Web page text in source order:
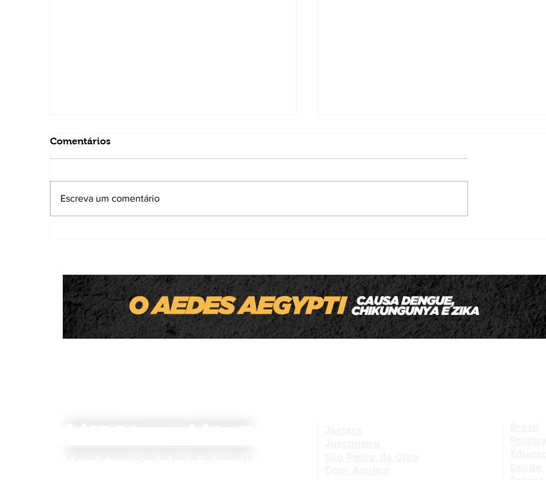
Festa do Padroeiro Bom Jesus acontece
neste domingo (9) com programação
especial na Chácara Paroquial
Thiago Silva é confirmado candidato a
deputado estadual e destaca trabalho
municipalista nas áreas da educação e
do social
Comentários
Escreva um comentário
MIDIA VALE